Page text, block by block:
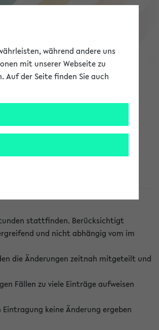
eKVV
stattfinden. Berücksichtigt
und nicht abhängig vom im
die Änderungen zeitnah mitgeteilt und
Fällen zu viele Einträge aufweisen
keine Änderung ergeben
während andere uns
mit unserer Webseite zu
der Seite finden Sie auch